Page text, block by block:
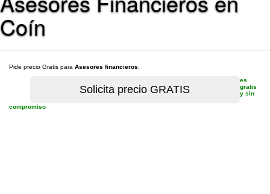
Coín
Pide precio Gratis para Asesores financieros
es
gratis
y sin
compromiso